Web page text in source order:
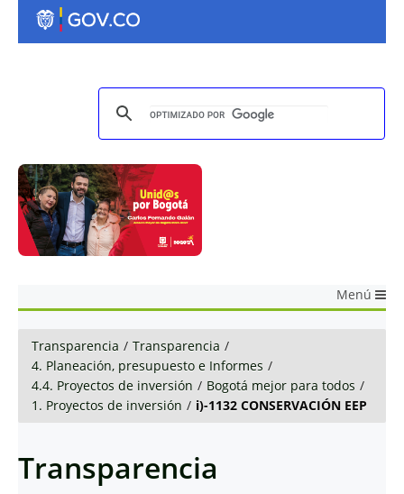
Menú
Transparencia / Transparencia /
4. Planeación, presupuesto e Informes /
4.4. Proyectos de inversión / Bogotá mejor para todos /
1. Proyectos de inversión / i)-1132 CONSERVACIÓN EEP
Transparencia